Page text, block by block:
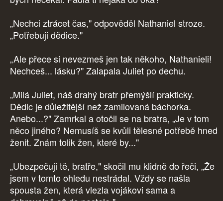
„Nechci ztrácet čas," odpověděl Nathaniel stroze.
„Potřebuji dědice."
„Ale přece si nevezmeš jen tak někoho, Nathanieli!
Nechceš... lásku?" Zalapala Juliet po dechu.
„Milá Juliet, náš drahý bratr přemýšlí prakticky.
Dědic je důležitější než zamilovaná báchorka.
Anebo...?" Zamrkal a otočil se na bratra, „Je v tom
něco jiného? Nemusíš se kvůli tělesné potřebě hned
ženit. Znám tolik žen, které by..."
„Ubezpečuji tě, bratře," skočil mu klidně do řeči, „Že
jsem v tomto ohledu nestrádal. Vždy se našla
spousta žen, která vlezla vojákovi sama a